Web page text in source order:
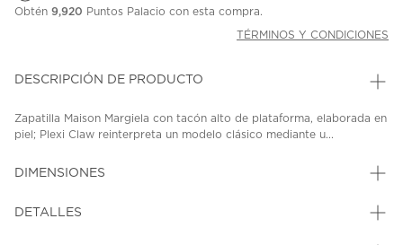
Obtén 9,920 Puntos Palacio con esta compra.
TÉRMINOS Y CONDICIONES
DESCRIPCIÓN DE PRODUCTO
Zapatilla Maison Margiela con tacón alto de plataforma, elaborada en
piel; Plexi Claw reinterpreta un modelo clásico mediante u...
DIMENSIONES
DETALLES